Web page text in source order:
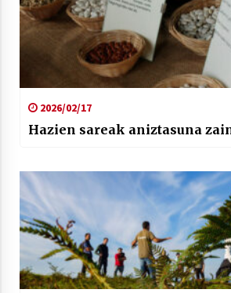
2021/07/06
Hala Bedi irratiko
Arrosaren 20
2021/07/03
2026/02/17
Hazien sareak aniztasuna